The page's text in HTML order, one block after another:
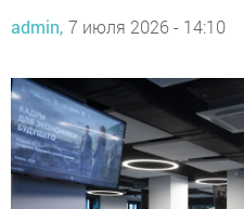
admin, 7 июля 2026 - 14:10